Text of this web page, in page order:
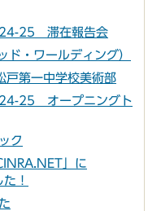
25 滞在報告会
・ワールディング）
戸第一中学校美術部
25 オープニングト
ク
」に
！